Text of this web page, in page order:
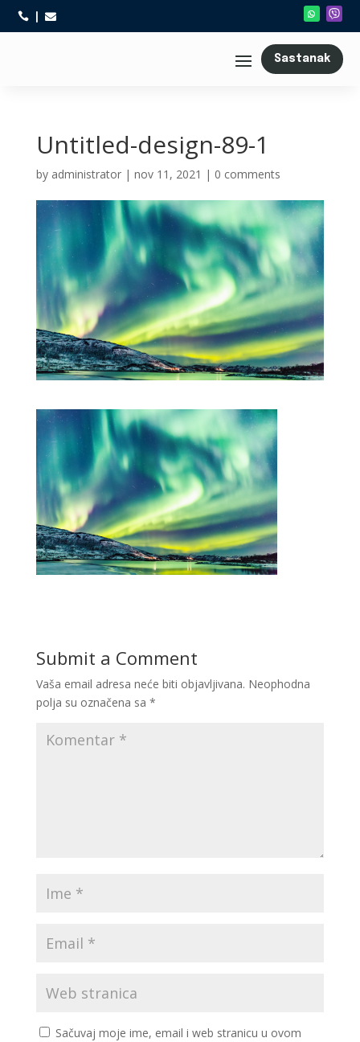
 
Sastanak
Untitled-design-89-1
by administrator| nov 11, 2021 | 0 comments
Submit a Comment
Vaša email adresa neće biti objavljivana. Neophodna
polja su označena sa *
Sačuvaj moje ime, email i web stranicu u ovom